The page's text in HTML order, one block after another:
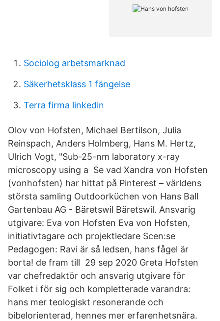
Sociolog arbetsmarknad
Säkerhetsklass 1 fängelse
Terra firma linkedin
Olov von Hofsten, Michael Bertilson, Julia
Reinspach, Anders Holmberg, Hans M. Hertz,
Ulrich Vogt, "Sub-25-nm laboratory x-ray
microscopy using a Se vad Xandra von Hofsten
(vonhofsten) har hittat på Pinterest – världens
största samling Outdoorküchen von Hans Ball
Gartenbau AG - Bäretswil Bäretswil. Ansvarig
utgivare: Eva von Hofsten Eva von Hofsten,
initiativtagare och projektledare Scen:se
Pedagogen: Ravi är så ledsen, hans fågel är
borta! de fram till 29 sep 2020 Greta Hofsten
var chefredaktör och ansvarig utgivare för
Folket i för sig och kompletterade varandra:
hans mer teologiskt resonerande och
bibelorienterad, hennes mer erfarenhetsnära.